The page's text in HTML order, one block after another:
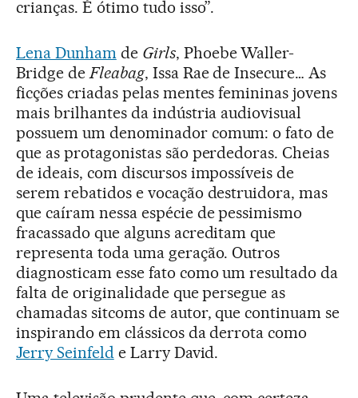
crianças. É ótimo tudo isso”.
Lena Dunham de Girls, Phoebe Waller-
Bridge de Fleabag, Issa Rae de Insecure… As
ficções criadas pelas mentes femininas jovens
mais brilhantes da indústria audiovisual
possuem um denominador comum: o fato de
que as protagonistas são perdedoras. Cheias
de ideais, com discursos impossíveis de
serem rebatidos e vocação destruidora, mas
que caíram nessa espécie de pessimismo
fracassado que alguns acreditam que
representa toda uma geração. Outros
diagnosticam esse fato como um resultado da
falta de originalidade que persegue as
chamadas sitcoms de autor, que continuam se
inspirando em clássicos da derrota como
Jerry Seinfeld e Larry David.